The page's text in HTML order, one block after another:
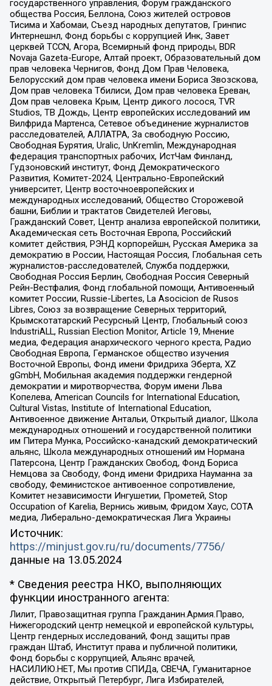
государственного управления, Форум гражданского
общества Россия, Беллона, Союз жителей островов
Тисима и Хабомаи, Съезд народных депутатов, Гринпис
Интернешнл, Фонд борьбы с коррупцией Инк, Завет
церквей TCCN, Агора, Всемирный фонд природы, BDR
Novaja Gazeta-Europe, Алтай проект, Образовательный дом
прав человека Чернигов, Фонд Дом Прав Человека,
Белорусский дом прав человека имени Бориса Звозскова,
Дом прав человека Тбилиси, Дом прав человека Ереван,
Дом прав человека Крым, Центр дикого лосося, TVR
Studios, ТВ Дождь, Центр европейских исследований им
Вилфрида Мартенса, Сетевое объединение журналистов
расследователей, АЛЛАТРА, За свободную Россию,
Свободная Бурятия, Uralic, UnKremlin, Международная
федерация транспортных рабочих, ИстЧам Финланд,
Гудзоновский институт, Фонд Демократического
Развития, Комитет-2024, Центрально-Европейский
университет, Центр восточноевропейских и
международных исследований, Общество Сторожевой
башни, Библии и трактатов Свидетелей Иеговы,
Гражданский Совет, Центр анализа европейской политики,
Академическая сеть Восточная Европа, Российский
комитет действия, РЭНД корпорейшн, Русская Америка за
демократию в России, Настоящая Россия, Глобальная сеть
журналистов-расследователей, Служба поддержки,
Свободная Россия Берлин, Свободная Россия Северный
Рейн-Вестфалия, Фонд глобальной помощи, Антивоенный
комитет России, Russie-Libertes, La Asocicion de Rusos
Libres, Союз за возвращение Северных территорий,
Крымскотатарский Ресурсный Центр, Глобальный союз
IndustriALL, Russian Election Monitor, Article 19, Мнение
медиа, Федерация анархического черного креста, Радио
Свободная Европа, Германское общество изучения
Восточной Европы, Фонд имени Фридриха Эберта, XZ
gGmbH, Мобильная академия поддержки гендерной
демократии и миротворчества, Форум имени Льва
Копелева, American Councils for International Education,
Cultural Vistas, Institute of International Education,
Антивоенное движение Антальи, Открытый диалог, Школа
международных отношений и государственной политики
им Питера Мунка, Российско-канадский демократический
альянс, Школа международных отношений им Нормана
Патерсона, Центр Гражданских Свобод, Фонд Бориса
Немцова за Свободу, Фонд имени Фридриха Науманна за
свободу, Феминистское антивоенное сопротивление,
Комитет независимости Ингушетии, Прометей, Stop
Occupation of Karelia, Вернись живым, Фридом Хаус, СОТА
медиа, Либерально-демократическая Лига Украины
Источник:
https://minjust.gov.ru/ru/documents/7756/
данные на 13.05.2024
* Сведения реестра НКО, выполняющих
функции иностранного агента:
Лилит, Правозащитная группа Гражданин.Армия.Право,
Нижегородский центр немецкой и европейской культуры,
Центр гендерных исследований, Фонд защиты прав
граждан Штаб, Институт права и публичной политики,
Фонд борьбы с коррупцией, Альянс врачей,
НАСИЛИЮ.НЕТ, Мы против СПИДа, СВЕЧА, Гуманитарное
действие, Открытый Петербург, Лига Избирателей,